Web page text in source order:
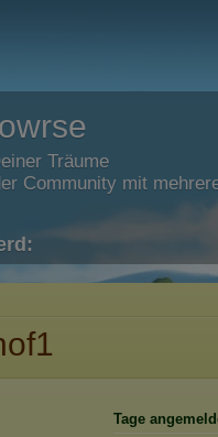
Träume
Community mit
Tage